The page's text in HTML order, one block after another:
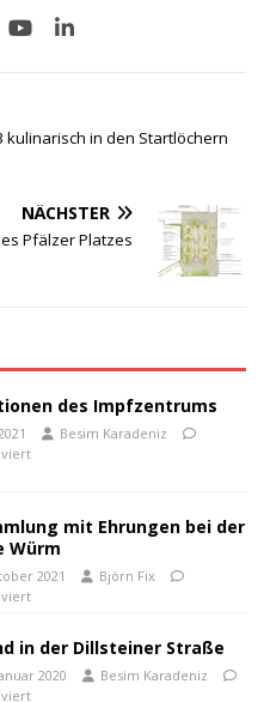
kulinarisch in den Startlöchern
NÄCHSTER
Pfälzer Platzes
des Impfzentrums
Besim Karadeniz
mit Ehrungen bei der
Würm
2021
Björn Fix
in der Dillsteiner Straße
2020
Besim Karadeniz